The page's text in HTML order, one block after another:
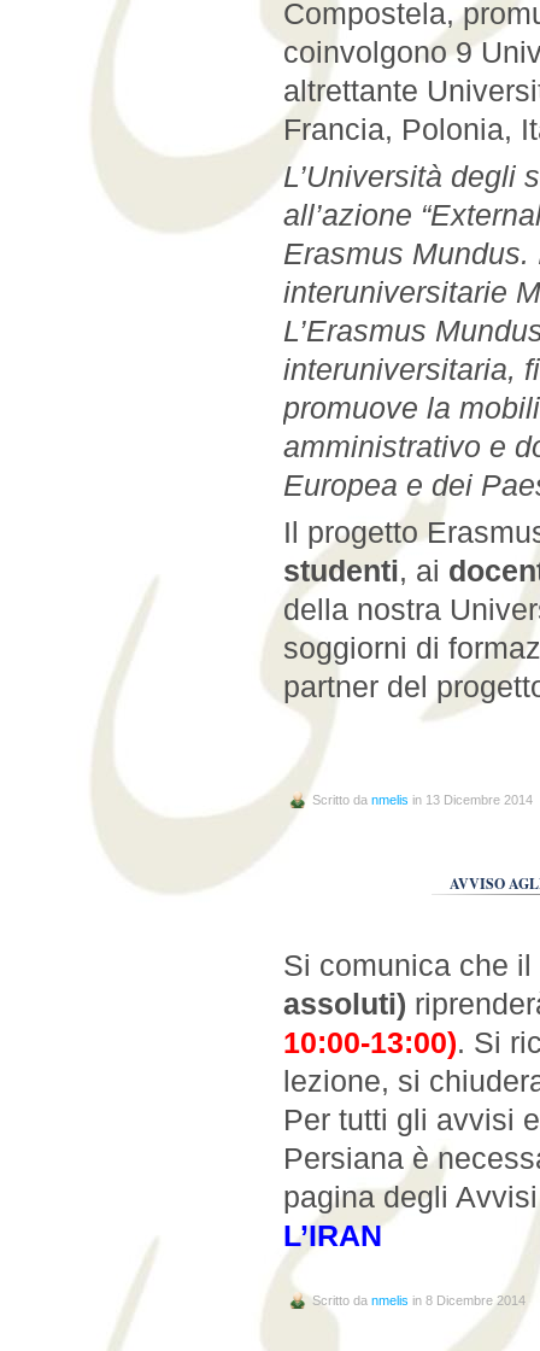
Compostela,
coinvolgono 9
altrettante
Francia, Polonia,
L’Università degli
all’azione
Erasmus
interuniversitarie
L’Erasmus
interuniversitaria,
promuove la
amministrativo e
Europea e dei
Il progetto
studenti, ai
della nostra
soggiorni di
partner del
Scritto da nmelis in 13 Dicembre 2014
AVVISO
Si comunica che
assoluti)
10:00-13:00). Si
lezione, si
Per tutti gli avvisi
Persiana è
pagina degli
L’IRAN
Scritto da nmelis in 8 Dicembre 2014